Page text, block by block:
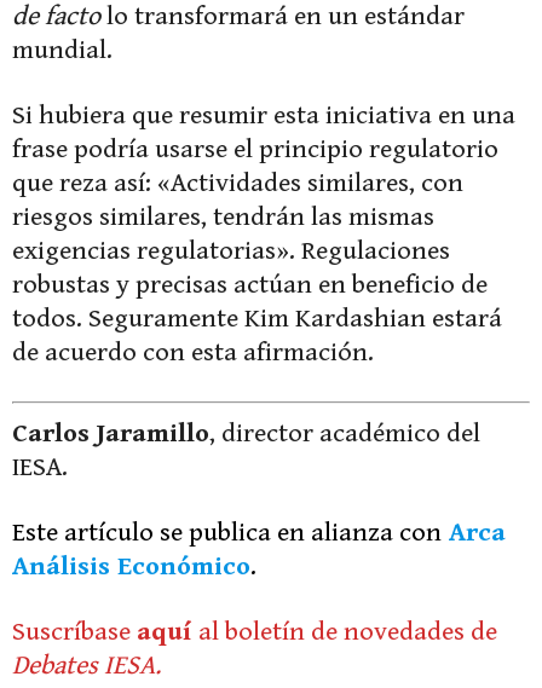
de factolo transformará en un estándar
mundial.
Si hubiera que resumir esta iniciativa en una
frase podría usarse el principio regulatorio
que reza así: «Actividades similares, con
riesgos similares, tendrán las mismas
exigencias regulatorias». Regulaciones
robustas y precisas actúan en beneficio de
todos. Seguramente Kim Kardashian estará
de acuerdo con esta afirmación.
Carlos Jaramillo, director académico del
IESA.
Este artículo se publica en alianza con Arca
Análisis Económico.
Suscríbase aquí al boletín de novedades de
Debates IESA.